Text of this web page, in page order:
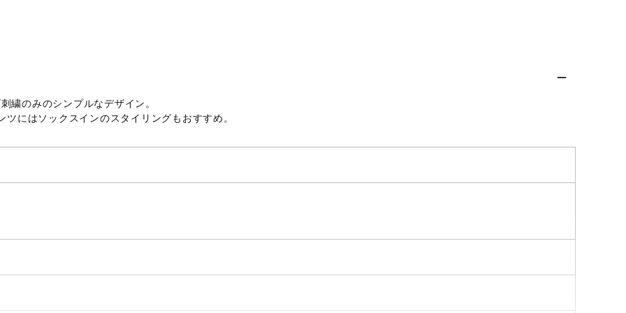
繍のみのシンプルなデザイン。
にはソックスインのスタイリングもおすすめ。